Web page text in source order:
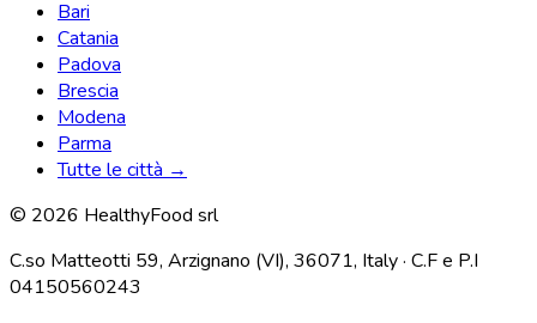
Bari
Catania
Padova
Brescia
Modena
Parma
Tutte le città →
© 2026 HealthyFood srl
C.so Matteotti 59, Arzignano (VI), 36071, Italy · C.F e P.I
04150560243